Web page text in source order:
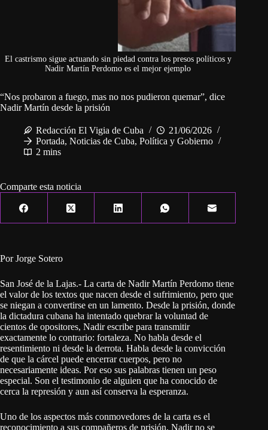
El castrismo sigue actuando sin piedad contra los presos políticos y
Nadir Martín Perdomo es el mejor ejemplo
“Nos probaron a fuego, mas no nos pudieron quemar”, dice
Nadir Martín desde la prisión
Redacción El Vigia de Cuba
21/06/2026
Portada, Noticias de Cuba, Política y Gobierno
2 mins
Comparte esta noticia
Por Jorge Sotero
San José de la Lajas.- La carta de Nadir Martín Perdomo tiene
el valor de los textos que nacen desde el sufrimiento, pero que
se niegan a convertirse en un lamento. Desde la prisión, donde
la dictadura cubana ha intentado quebrar la voluntad de
cientos de opositores, Nadir escribe para transmitir
exactamente lo contrario: fortaleza. No habla desde el
resentimiento ni desde la derrota. Habla desde la convicción
de que la cárcel puede encerrar cuerpos, pero no
necesariamente ideas. Por eso sus palabras tienen un peso
especial. Son el testimonio de alguien que ha conocido de
cerca la represión y aun así conserva la esperanza.
Uno de los aspectos más conmovedores de la carta es el
reconocimiento a sus compañeros de prisión. Nadir no se